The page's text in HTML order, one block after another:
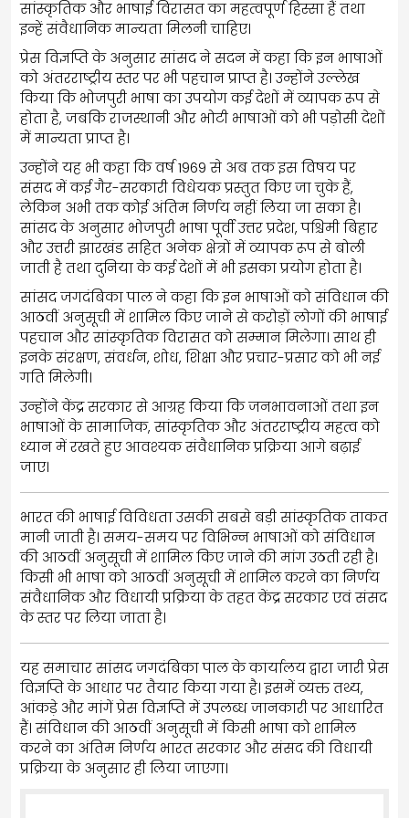
सांस्कृतिक और भाषाई विरासत का महत्वपूर्ण हिस्सा हैं तथा
इन्हें संवैधानिक मान्यता मिलनी चाहिए।
प्रेस विज्ञप्ति के अनुसार सांसद ने सदन में कहा कि इन भाषाओं
को अंतरराष्ट्रीय स्तर पर भी पहचान प्राप्त है। उन्होंने उल्लेख
किया कि भोजपुरी भाषा का उपयोग कई देशों में व्यापक रूप से
होता है, जबकि राजस्थानी और भोटी भाषाओं को भी पड़ोसी देशों
में मान्यता प्राप्त है।
उन्होंने यह भी कहा कि वर्ष 1969 से अब तक इस विषय पर
संसद में कई गैर-सरकारी विधेयक प्रस्तुत किए जा चुके हैं,
लेकिन अभी तक कोई अंतिम निर्णय नहीं लिया जा सका है।
सांसद के अनुसार भोजपुरी भाषा पूर्वी उत्तर प्रदेश, पश्चिमी बिहार
और उत्तरी झारखंड सहित अनेक क्षेत्रों में व्यापक रूप से बोली
जाती है तथा दुनिया के कई देशों में भी इसका प्रयोग होता है।
सांसद जगदंबिका पाल ने कहा कि इन भाषाओं को संविधान की
आठवीं अनुसूची में शामिल किए जाने से करोड़ों लोगों की भाषाई
पहचान और सांस्कृतिक विरासत को सम्मान मिलेगा। साथ ही
इनके संरक्षण, संवर्धन, शोध, शिक्षा और प्रचार-प्रसार को भी नई
गति मिलेगी।
उन्होंने केंद्र सरकार से आग्रह किया कि जनभावनाओं तथा इन
भाषाओं के सामाजिक, सांस्कृतिक और अंतरराष्ट्रीय महत्व को
ध्यान में रखते हुए आवश्यक संवैधानिक प्रक्रिया आगे बढ़ाई
जाए।
भारत की भाषाई विविधता उसकी सबसे बड़ी सांस्कृतिक ताकत
मानी जाती है। समय-समय पर विभिन्न भाषाओं को संविधान
की आठवीं अनुसूची में शामिल किए जाने की मांग उठती रही है।
किसी भी भाषा को आठवीं अनुसूची में शामिल करने का निर्णय
संवैधानिक और विधायी प्रक्रिया के तहत केंद्र सरकार एवं संसद
के स्तर पर लिया जाता है।
यह समाचार सांसद जगदंबिका पाल के कार्यालय द्वारा जारी प्रेस
विज्ञप्ति के आधार पर तैयार किया गया है। इसमें व्यक्त तथ्य,
आंकड़े और मांगें प्रेस विज्ञप्ति में उपलब्ध जानकारी पर आधारित
हैं। संविधान की आठवीं अनुसूची में किसी भाषा को शामिल
करने का अंतिम निर्णय भारत सरकार और संसद की विधायी
प्रक्रिया के अनुसार ही लिया जाएगा।